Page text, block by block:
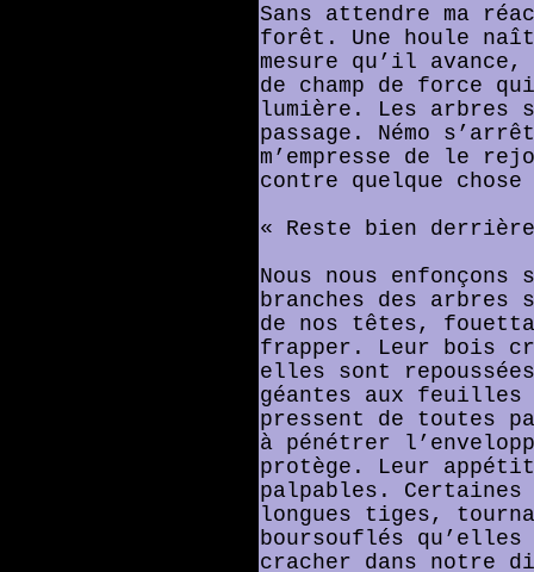
Sans attendre ma
forêt. Une houle
mesure qu’il
de champ de force
lumière. Les arbres
passage. Némo
m’empresse de le
contre quelque chose
« Reste bien
Nous nous enfonçons
branches des arbres
de nos têtes,
frapper. Leur bois
elles sont
géantes aux feuilles
pressent de toutes
à pénétrer
protège. Leur
palpables.
longues tiges,
boursouflés
cracher dans notre